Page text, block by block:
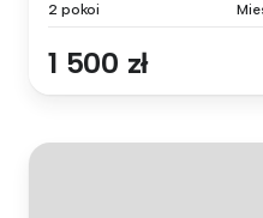
2 pokoi
1 500 zł